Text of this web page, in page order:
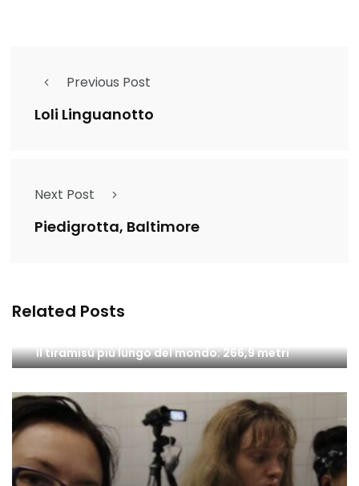
Previous Post
Loli Linguanotto
Next Post
Piedigrotta, Baltimore
Related Posts
Il tiramisù più lungo del mondo: 266,9 metri